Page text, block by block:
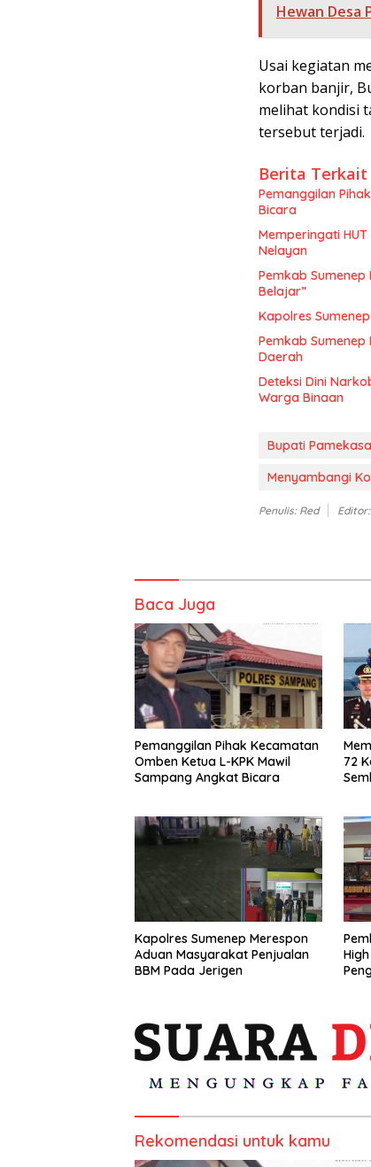
Hewan Desa
Usai kegiatan
korban banjir,
melihat kondisi
tersebut terjadi.
Berita Terkait
Pemanggilan
Bicara
Memperingati
Nelayan
Pemkab
Belajar”
Kapolres
Pemkab Sumenep
Daerah
Deteksi Dini
Warga Binaan
Bupati
Menyambangi
Penulis: Red
Baca Juga
Pemanggilan Pihak Kecamatan
Omben Ketua L-KPK Mawil
Sampang Angkat Bicara
72
Kapolres Sumenep Merespon
Aduan Masyarakat Penjualan
BBM Pada Jerigen
Rekomendasi untuk kamu